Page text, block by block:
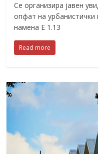
Се организира јавен
опфат на урбанистички
намена E 1.13
Read more